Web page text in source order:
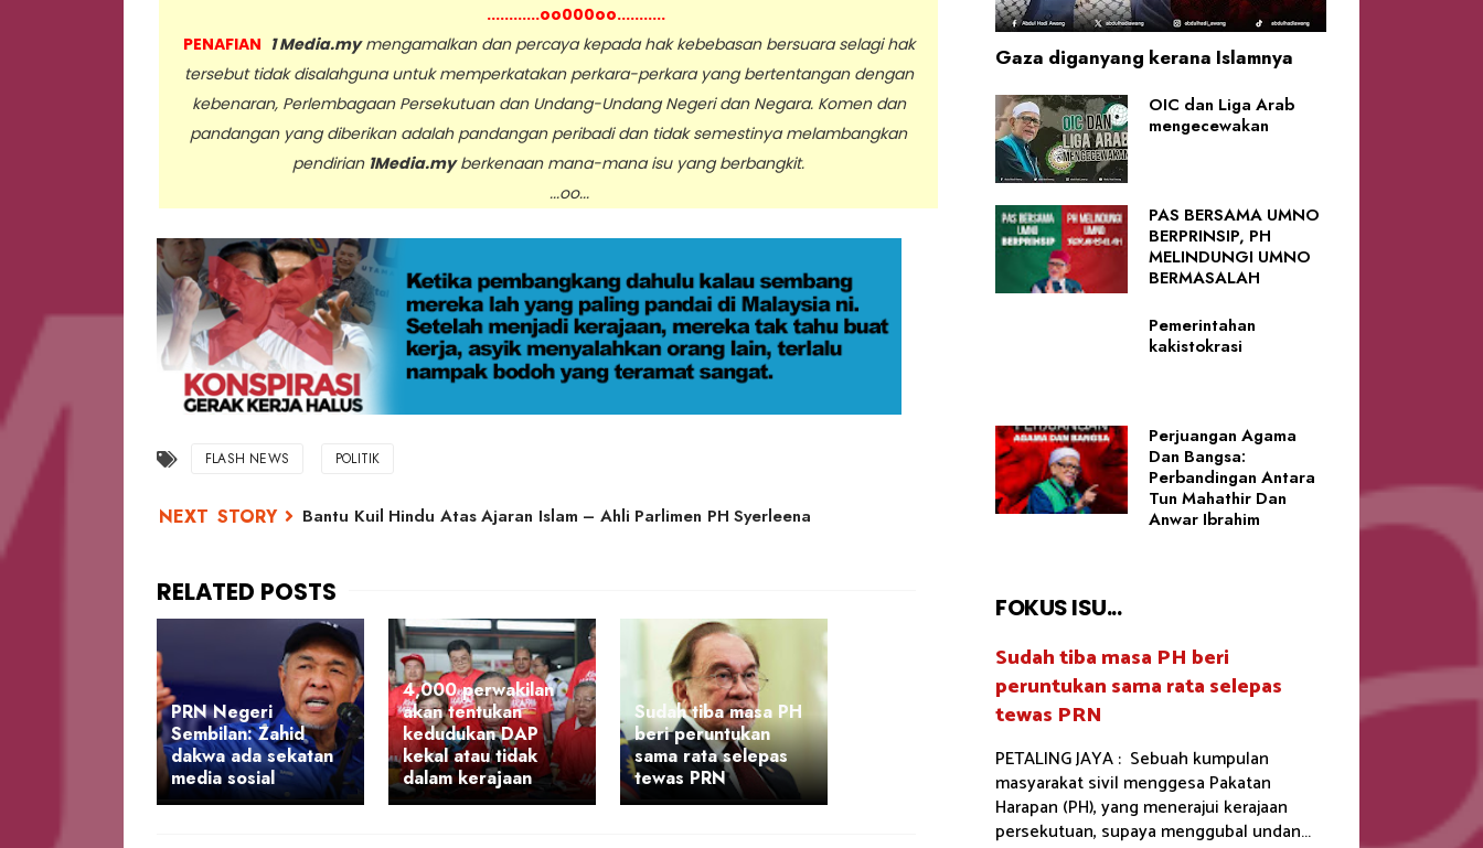
............oo000oo...........
PENAFIAN 1 Media.mymengamalkan dan percaya kepada hak kebebasan bersuara selagi hak
tersebut tidak disalahguna untuk memperkatakan perkara-perkara yang bertentangan dengan
kebenaran, Perlembagaan Persekutuan dan Undang-Undang Negeri dan Negara. Komen dan
pandangan yang diberikan adalah pandangan peribadi dan tidak semestinya melambangkan
pendirian 1Media.myberkenaan mana-mana isu yang berbangkit.
...oo...
FLASH NEWS POLITIK
Bantu Kuil Hindu Atas Ajaran Islam – Ahli Parlimen PH Syerleena
PRN Negeri
Sembilan: Zahid
dakwa ada sekatan
media sosial
4,000 perwakilan
akan tentukan
kedudukan DAP
kekal atau tidak
dalam kerajaan
Sudah tiba masa PH
beri peruntukan
sama rata selepas
tewas PRN
Gaza diganyang kerana Islamnya
OIC dan Liga Arab
mengecewakan
PAS BERSAMA UMNO
BERPRINSIP, PH
MELINDUNGI UMNO
BERMASALAH
Pemerintahan
kakistokrasi
Perjuangan Agama
Dan Bangsa:
Perbandingan Antara
Tun Mahathir Dan
Anwar Ibrahim
FOKUS ISU...
Sudah tiba masa PH beri
peruntukan sama rata selepas
tewas PRN
PETALING JAYA : Sebuah kumpulan
masyarakat sivil menggesa Pakatan
Harapan (PH), yang menerajui kerajaan
persekutuan, supaya menggubal undan...